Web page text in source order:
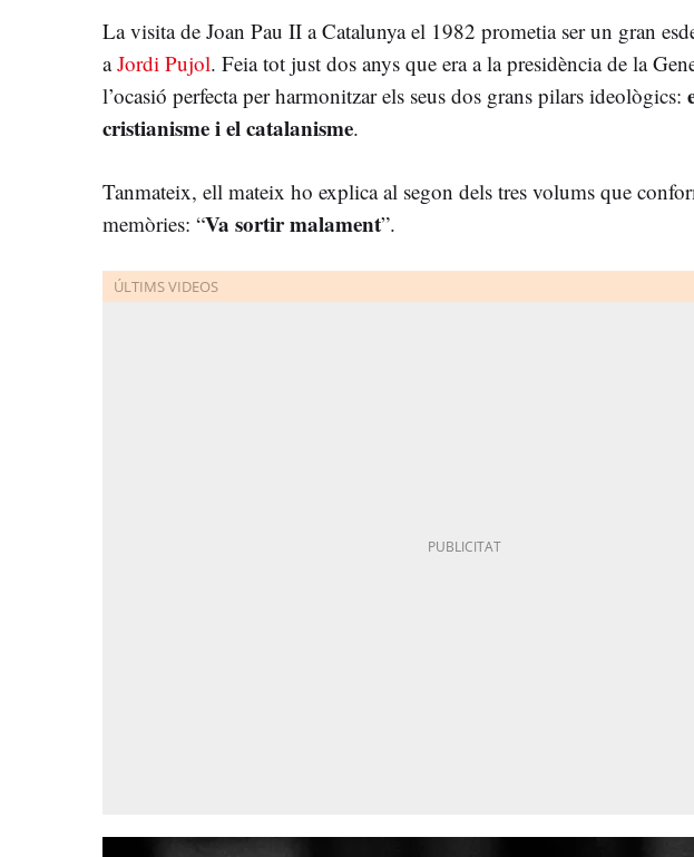
La visita de Joan Pau II a Catalunya el 1982 prometia ser un gran
aJordi Pujol. Feia tot just dos anys que era a la presidència de la
l’ocasió perfecta per harmonitzar els seus dos grans pilars ideològics:
cristianisme i el catalanisme.
Tanmateix, ell mateix ho explica al segon dels tres volums que
memòries: “Va sortir malament”.